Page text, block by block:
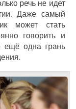
речь не идет
Даже самый
может стать
говорить и
ещё одна грань